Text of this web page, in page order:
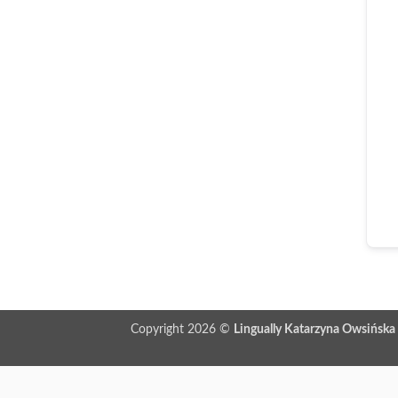
Copyright 2026 © Lingually Katarzyna Owsińska